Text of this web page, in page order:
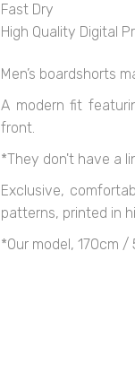
Fast Dry
High Quality Digital
Men’s boardshorts
A modern fit
front.
*They don't have a
Exclusive,
patterns, printed in
*Our model, 170cm /